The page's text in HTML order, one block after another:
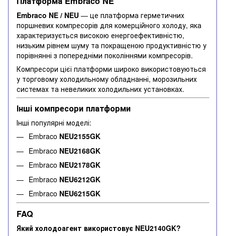
Embraco NE / NEU — це платформа герметичних
поршневих компресорів для комерційного холоду, яка
характеризується високою енергоефективністю,
низьким рівнем шуму та покращеною продуктивністю у
порівнянні з попередніми поколіннями компресорів.
Компресори цієї платформи широко використовуються
у торговому холодильному обладнанні, морозильних
системах та невеликих холодильних установках.
Інші компресори платформи
Інші популярні моделі:
Embraco NEU2155GK
Embraco NEU2168GK
Embraco NEU2178GK
Embraco NEU6212GK
Embraco NEU6215GK
FAQ
Який холодоагент використовує NEU2140GK?